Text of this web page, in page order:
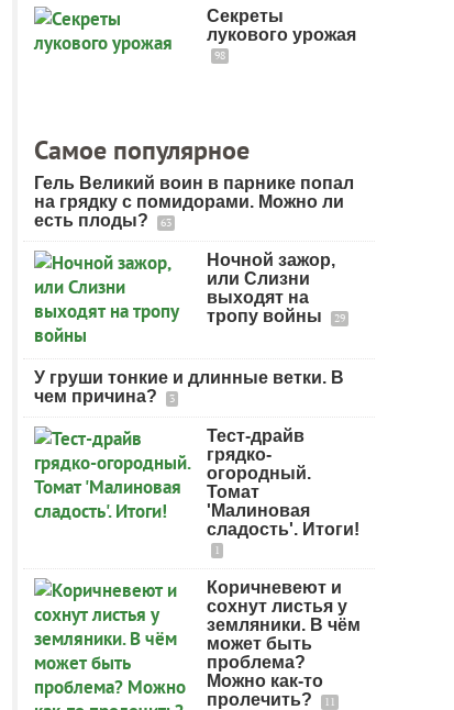
Секреты
лукового урожая
98
Самое популярное
Гель Великий воин в парнике попал
на грядку с помидорами. Можно ли
есть плоды?
63
Ночной зажор,
или Слизни
выходят на
тропу войны
29
У груши тонкие и длинные ветки. В
чем причина?
3
Тест-драйв
грядко-
огородный.
Томат
'Малиновая
сладость'. Итоги!
1
Коричневеют и
сохнут листья у
земляники. В чём
может быть
проблема?
Можно как-то
пролечить?
11